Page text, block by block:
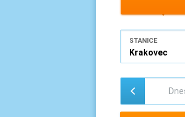
STANICE